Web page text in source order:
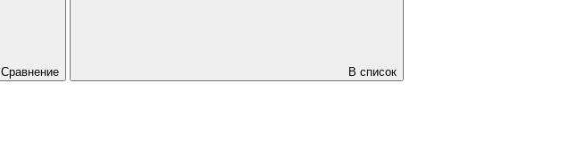
Сравнение
В список